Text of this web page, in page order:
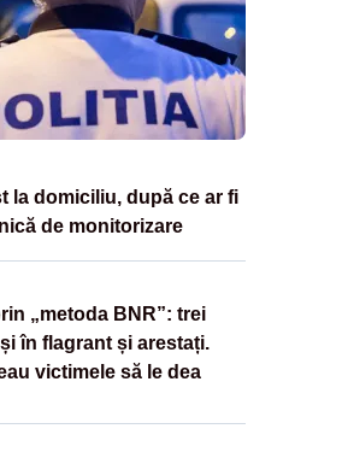
la domiciliu, după ce ar fi
de monitorizare
„metoda BNR”: trei
în flagrant și arestați.
victimele să le dea